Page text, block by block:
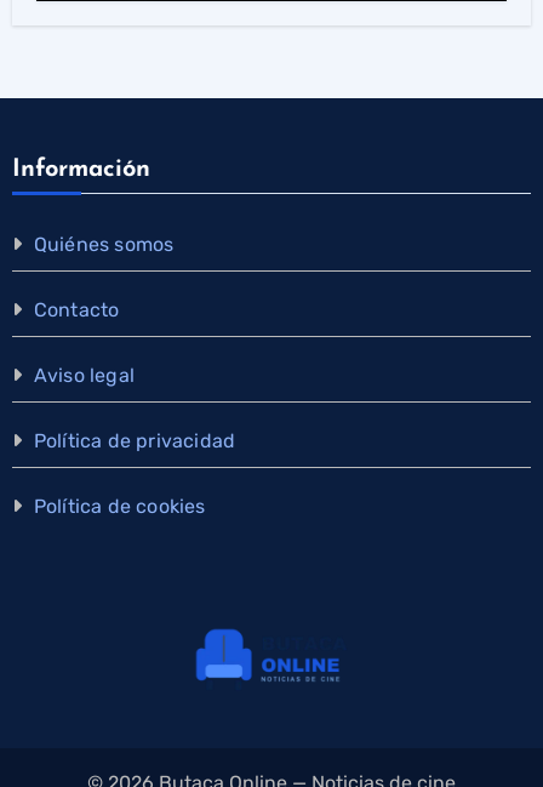
Información
Quiénes somos
Contacto
Aviso legal
Política de privacidad
Política de cookies